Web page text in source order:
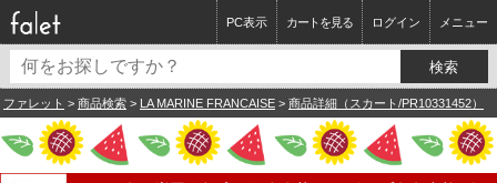
ログイン メニュー
カートを見る
PC表示
ファレット > 商品検索 > LA MARINE FRANCAISE > 商品詳細（スカート/PR10331452）